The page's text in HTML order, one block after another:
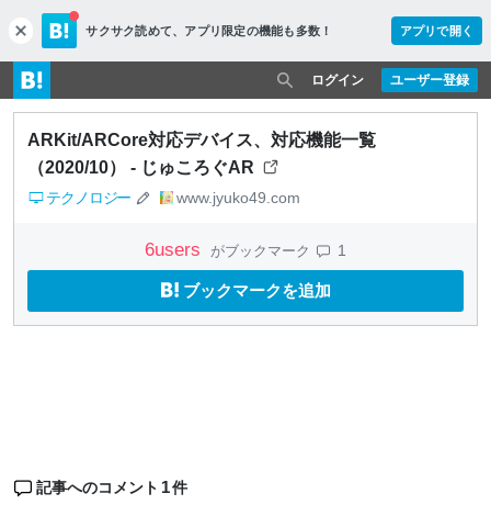
c
l
o
s
e
サクサク読めて、 アプリ限定の機能も多数！ アプリで開く
ユーザー登録
ログイン
ARKit/ARCore対応デバイス、対応機能一覧
（2020/10） - じゅころぐAR
テクノロジー www.jyuko49.com
6users がブックマーク 1
ブックマークを追加
記事へのコメント 1件